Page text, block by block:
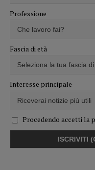
Professione
Fascia di età
Interesse principale
Procedendo accetti la